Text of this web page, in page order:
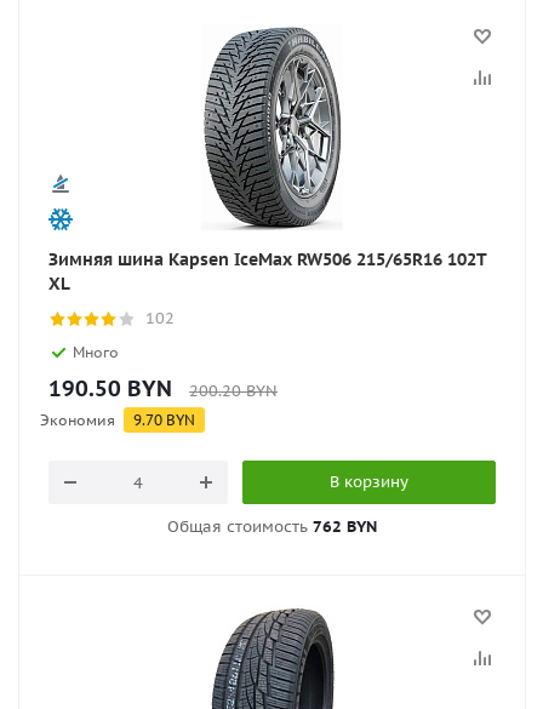
Зимняя шина Kapsen IceMax RW506 215/65R16 102T
XL
102
Много
190.50 BYN 200.20BYN
Экономия 9.70 BYN
В корзину
Общая стоимость 762 BYN